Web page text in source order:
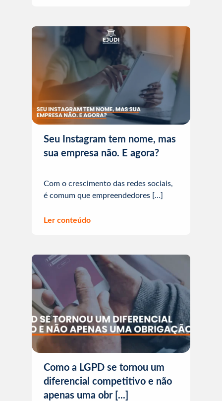
Seu Instagram tem nome, mas
sua empresa não. E agora?
Com o crescimento das redes sociais,
é comum que empreendedores […]
Ler conteúdo
Como a LGPD se tornou um
diferencial competitivo e não
apenas uma obr [...]